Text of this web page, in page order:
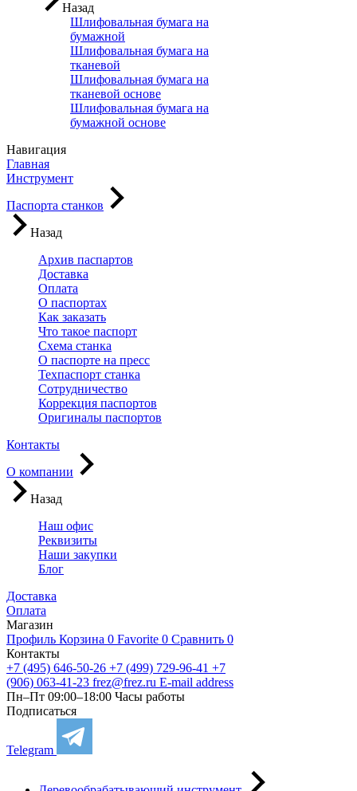
Назад
Шлифовальная бумага на
бумажной
Шлифовальная бумага на
тканевой
Шлифовальная бумага на
тканевой основе
Шлифовальная бумага на
бумажной основе
Навигация
Главная
Инструмент
Паспорта станков
Назад
Архив паспартов
Доставка
Оплата
О паспортах
Как заказать
Что такое паспорт
Схема станка
О паспорте на пресс
Техпаспорт станка
Сотрудничество
Коррекция паспортов
Оригиналы паспортов
Контакты
О компании
Назад
Наш офис
Реквизиты
Наши закупки
Блог
Доставка
Оплата
Магазин
Профиль Корзина 0 Favorite 0 Сравнить 0
Контакты
+7 (495) 646-50-26 +7 (499) 729-96-41 +7
(906) 063-41-23 frez@frez.ru E-mail address
Пн–Пт 09:00–18:00 Часы работы
Подписаться
Telegram